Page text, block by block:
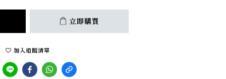
立即購買
加入追蹤清單